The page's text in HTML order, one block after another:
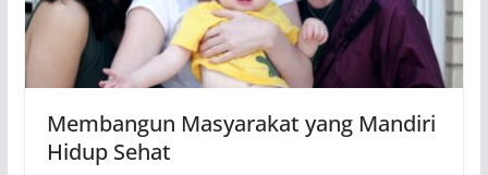
Membangun Masyarakat yang Mandiri
Hidup Sehat